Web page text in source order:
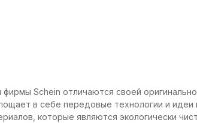
фирмы Schein отличаются своей
в себе передовые технологии и идеи
которые являются экологически